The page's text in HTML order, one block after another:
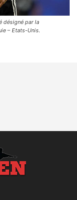
désigné par la
– Etats-Unis.